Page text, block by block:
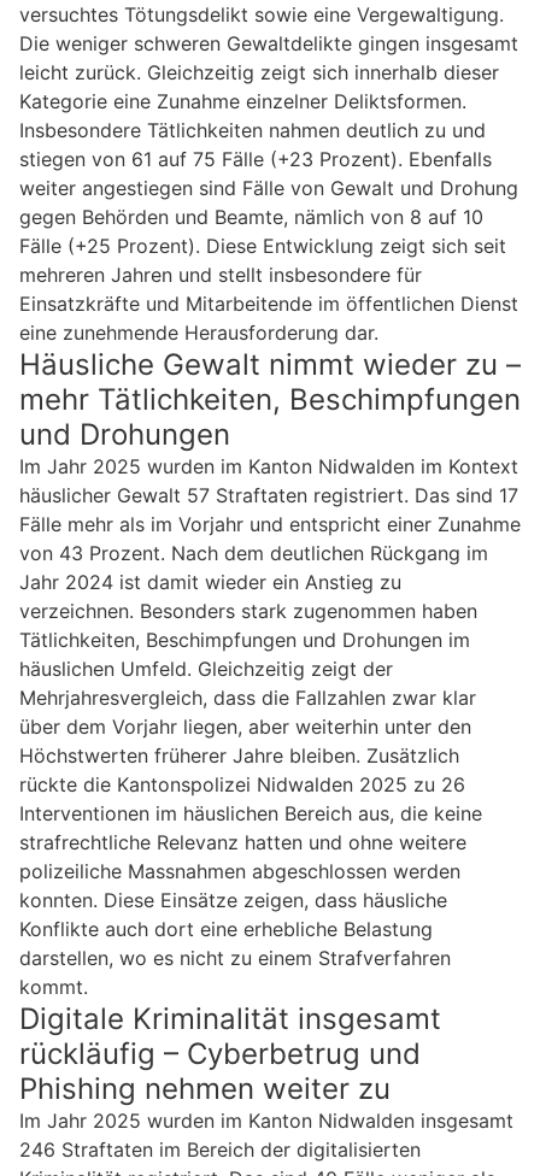
versuchtes Tötungsdelikt sowie eine Vergewaltigung.
Die weniger schweren Gewaltdelikte gingen insgesamt
leicht zurück. Gleichzeitig zeigt sich innerhalb dieser
Kategorie eine Zunahme einzelner Deliktsformen.
Insbesondere Tätlichkeiten nahmen deutlich zu und
stiegen von 61 auf 75 Fälle (+23 Prozent). Ebenfalls
weiter angestiegen sind Fälle von Gewalt und Drohung
gegen Behörden und Beamte, nämlich von 8 auf 10
Fälle (+25 Prozent). Diese Entwicklung zeigt sich seit
mehreren Jahren und stellt insbesondere für
Einsatzkräfte und Mitarbeitende im öffentlichen Dienst
eine zunehmende Herausforderung dar.
Häusliche Gewalt nimmt wieder zu –
mehr Tätlichkeiten, Beschimpfungen
und Drohungen
Im Jahr 2025 wurden im Kanton Nidwalden im Kontext
häuslicher Gewalt 57 Straftaten registriert. Das sind 17
Fälle mehr als im Vorjahr und entspricht einer Zunahme
von 43 Prozent. Nach dem deutlichen Rückgang im
Jahr 2024 ist damit wieder ein Anstieg zu
verzeichnen. Besonders stark zugenommen haben
Tätlichkeiten, Beschimpfungen und Drohungen im
häuslichen Umfeld. Gleichzeitig zeigt der
Mehrjahresvergleich, dass die Fallzahlen zwar klar
über dem Vorjahr liegen, aber weiterhin unter den
Höchstwerten früherer Jahre bleiben. Zusätzlich
rückte die Kantonspolizei Nidwalden 2025 zu 26
Interventionen im häuslichen Bereich aus, die keine
strafrechtliche Relevanz hatten und ohne weitere
polizeiliche Massnahmen abgeschlossen werden
konnten. Diese Einsätze zeigen, dass häusliche
Konflikte auch dort eine erhebliche Belastung
darstellen, wo es nicht zu einem Strafverfahren
kommt.
Digitale Kriminalität insgesamt
rückläufig – Cyberbetrug und
Phishing nehmen weiter zu
Im Jahr 2025 wurden im Kanton Nidwalden insgesamt
246 Straftaten im Bereich der digitalisierten